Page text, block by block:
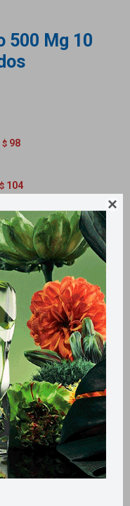

500 Mg 10
$ 98
$ 104
envío
tiendas
interesar